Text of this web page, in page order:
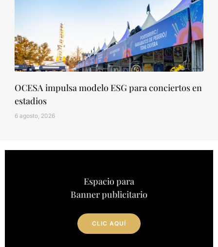
OCESA impulsa modelo ESG para conciertos en
estadios
6 agosto, 2026
Espacio para
Banner publicitario
CLIC AQUÍ